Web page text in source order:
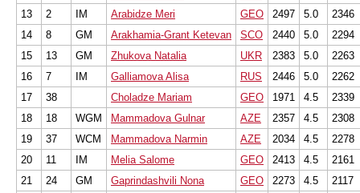
13
2 IM Arabidze Meri GEO 2497 5.0
2346
14
8 GM Arakhamia-Grant Ketevan SCO 2440 5.0
2294
15
13 GM Zhukova Natalia UKR 2383 5.0
2263
16
7 IM Galliamova Alisa RUS 2446 5.0
2262
17
38 Choladze Mariam GEO 1971 4.5
2339
18
18 WGM Mammadova Gulnar AZE 2357 4.5
2308
19
37 WCM Mammadova Narmin AZE 2034 4.5
2278
20
11 IM Melia Salome GEO 2413 4.5
2161
21
24 GM Gaprindashvili Nona GEO 2273 4.5
2117